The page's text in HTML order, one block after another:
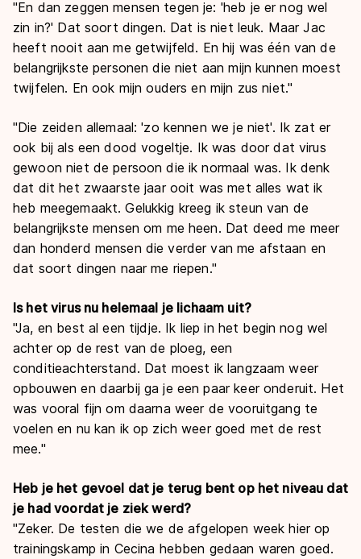
"En dan zeggen mensen tegen je: 'heb je er nog wel
zin in?' Dat soort dingen. Dat is niet leuk. Maar Jac
heeft nooit aan me getwijfeld. En hij was één van de
belangrijkste personen die niet aan mijn kunnen moest
twijfelen. En ook mijn ouders en mijn zus niet."
"Die zeiden allemaal: 'zo kennen we je niet'. Ik zat er
ook bij als een dood vogeltje. Ik was door dat virus
gewoon niet de persoon die ik normaal was. Ik denk
dat dit het zwaarste jaar ooit was met alles wat ik
heb meegemaakt. Gelukkig kreeg ik steun van de
belangrijkste mensen om me heen. Dat deed me meer
dan honderd mensen die verder van me afstaan en
dat soort dingen naar me riepen."
Is het virus nu helemaal je lichaam uit?
"Ja, en best al een tijdje. Ik liep in het begin nog wel
achter op de rest van de ploeg, een
conditieachterstand. Dat moest ik langzaam weer
opbouwen en daarbij ga je een paar keer onderuit. Het
was vooral fijn om daarna weer de vooruitgang te
voelen en nu kan ik op zich weer goed met de rest
mee."
Heb je het gevoel dat je terug bent op het niveau dat
je had voordat je ziek werd?
"Zeker. De testen die we de afgelopen week hier op
trainingskamp in Cecina hebben gedaan waren goed.